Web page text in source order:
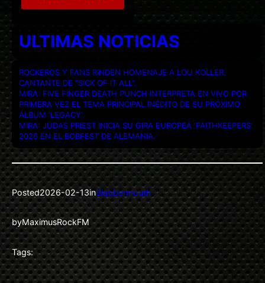
ULTIMAS NOTICIAS
ROCKEROS Y FANS RINDEN HOMENAJE A LOU KOLLER,
CANTANTE DE “SICK OF IT ALL”.
MIRA: FIVE FINGER DEATH PUNCH INTERPRETA EN VIVO POR
PRIMERA VEZ EL TEMA PRINCIPAL INÉDITO DE SU PRÓXIMO
ÁLBUM ‘LEGACY’.
MIRA: JUDAS PRIEST INICIA SU GIRA EUROPEA ‘FAITHKEEPERS’
2026 EN EL BOBFEST DE ALEMANIA.
Posted2026-02-13inBlabbermouth
byMaximusRockFM
Tags: